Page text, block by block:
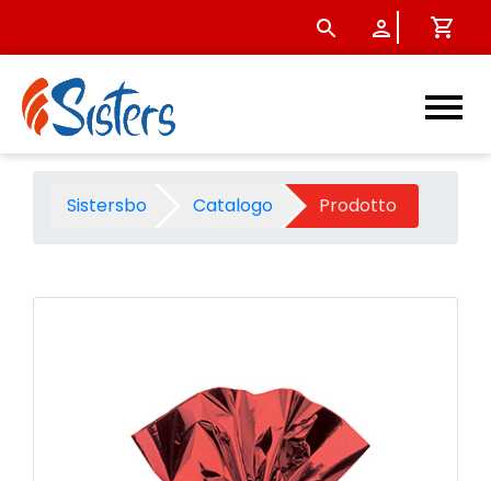
Busta metalizzata rossa
Sistersbo Catalogo Prodotto